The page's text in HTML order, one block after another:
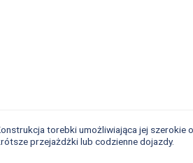
torebki umożliwiająca jej szerokie
przejażdżki lub codzienne dojazdy.